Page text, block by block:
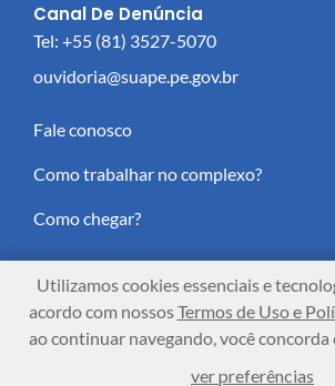
Canal De Denúncia
Tel: +55 (81) 3527-5070
ouvidoria@suape.pe.gov.br
Fale conosco
Como trabalhar no complexo?
Como chegar?
Complexo Industrial Portuário de
Utilizamos cookies essenciais e
acordo com nossosTermos de Uso e
ao continuar navegando, você concorda
ver preferências